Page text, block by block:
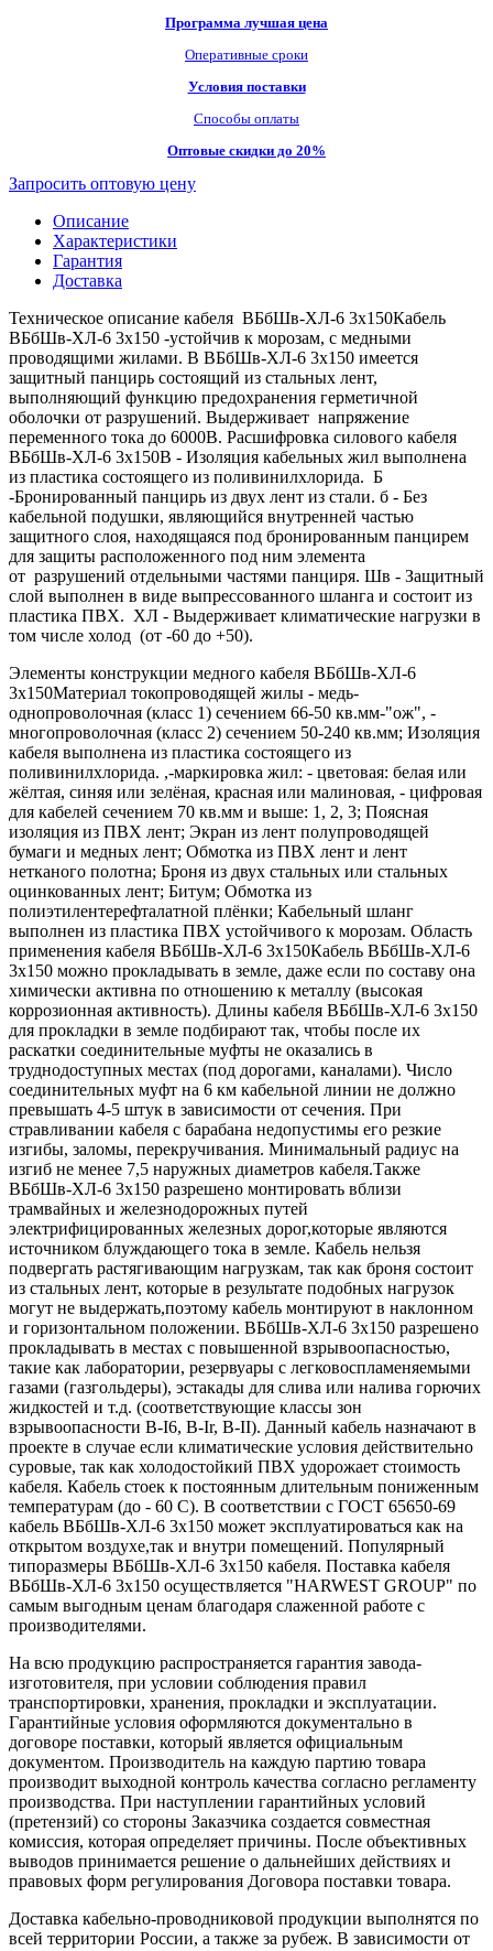
Программа лучшая цена
Оперативные сроки
Условия поставки
Способы оплаты
Оптовые скидки до 20%
Запросить оптовую цену
Описание
Характеристики
Гарантия
Доставка
Техническое описание кабеля ВБбШв-ХЛ-6 3х150Кабель
ВБбШв-ХЛ-6 3х150 -устойчив к морозам, с медными
проводящими жилами. В ВБбШв-ХЛ-6 3х150 имеется
защитный панцирь состоящий из стальных лент,
выполняющий функцию предохранения герметичной
оболочки от разрушений. Выдерживает напряжение
переменного тока до 6000В. Расшифровка силового кабеля
ВБбШв-ХЛ-6 3х150В - Изоляция кабельных жил выполнена
из пластика состоящего из поливинилхлорида. Б
-Бронированный панцирь из двух лент из стали. б - Без
кабельной подушки, являющийся внутренней частью
защитного слоя, находящаяся под бронированным панцирем
для защиты расположенного под ним элемента
от разрушений отдельными частями панциря. Шв - Защитный
слой выполнен в виде выпрессованного шланга и состоит из
пластика ПВХ. ХЛ - Выдерживает климатические нагрузки в
том числе холод (от -60 до +50).
Элементы конструкции медного кабеля ВБбШв-ХЛ-6
3х150Материал токопроводящей жилы - медь-
однопроволочная (класс 1) сечением 66-50 кв.мм-"ож", -
многопроволочная (класс 2) сечением 50-240 кв.мм; Изоляция
кабеля выполнена из пластика состоящего из
поливинилхлорида. ,-маркировка жил: - цветовая: белая или
жёлтая, синяя или зелёная, красная или малиновая, - цифровая
для кабелей сечением 70 кв.мм и выше: 1, 2, 3; Поясная
изоляция из ПВХ лент; Экран из лент полупроводящей
бумаги и медных лент; Обмотка из ПВХ лент и лент
нетканого полотна; Броня из двух стальных или стальных
оцинкованных лент; Битум; Обмотка из
полиэтилентерефталатной плёнки; Кабельный шланг
выполнен из пластика ПВХ устойчивого к морозам. Область
применения кабеля ВБбШв-ХЛ-6 3х150Кабель ВБбШв-ХЛ-6
3х150 можно прокладывать в земле, даже если по составу она
химически активна по отношению к металлу (высокая
коррозионная активность). Длины кабеля ВБбШв-ХЛ-6 3х150
для прокладки в земле подбирают так, чтобы после их
раскатки соединительные муфты не оказались в
труднодоступных местах (под дорогами, каналами). Число
соединительных муфт на 6 км кабельной линии не должно
превышать 4-5 штук в зависимости от сечения. При
стравливании кабеля с барабана недопустимы его резкие
изгибы, заломы, перекручивания. Минимальный радиус на
изгиб не менее 7,5 наружных диаметров кабеля.Также
ВБбШв-ХЛ-6 3х150 разрешено монтировать вблизи
трамвайных и железнодорожных путей
электрифицированных железных дорог,которые являются
источником блуждающего тока в земле. Кабель нельзя
подвергать растягивающим нагрузкам, так как броня состоит
из стальных лент, которые в результате подобных нагрузок
могут не выдержать,поэтому кабель монтируют в наклонном
и горизонтальном положении. ВБбШв-ХЛ-6 3х150 разрешено
прокладывать в местах с повышенной взрывоопасностью,
такие как лаборатории, резервуары с легковоспламеняемыми
газами (газгольдеры), эстакады для слива или налива горючих
жидкостей и т.д. (соответствующие классы зон
взрывоопасности B-I6, B-Ir, B-II). Данный кабель назначают в
проекте в случае если климатические условия действительно
суровые, так как холодостойкий ПВХ удорожает стоимость
кабеля. Кабель стоек к постоянным длительным пониженным
температурам (до - 60 С). В соответствии с ГОСТ 65650-69
кабель ВБбШв-ХЛ-6 3х150 может эксплуатироваться как на
открытом воздухе,так и внутри помещений. Популярный
типоразмеры ВБбШв-ХЛ-6 3х150 кабеля. Поставка кабеля
ВБбШв-ХЛ-6 3х150 осуществляется "HARWEST GROUP" по
самым выгодным ценам благодаря слаженной работе с
производителями.
На всю продукцию распространяется гарантия завода-
изготовителя, при условии соблюдения правил
транспортировки, хранения, прокладки и эксплуатации.
Гарантийные условия оформляются документально в
договоре поставки, который является официальным
документом. Производитель на каждую партию товара
производит выходной контроль качества согласно регламенту
производства. При наступлении гарантийных условий
(претензий) со стороны Заказчика создается совместная
комиссия, которая определяет причины. После объективных
выводов принимается решение о дальнейших действиях и
правовых форм регулирования Договора поставки товара.
Доставка кабельно-проводниковой продукции выполнятся по
всей территории России, а также за рубеж. В зависимости от